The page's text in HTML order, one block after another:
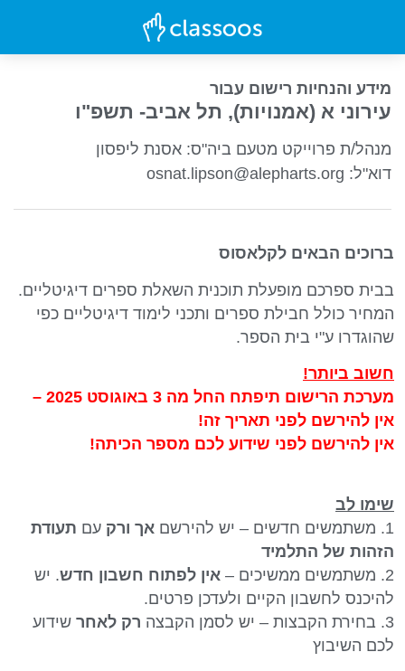
מידע והנחיות רישום עבור
עירוני א (אמנויות), תל אביב- תשפ"ו
מנהל/ת פרוייקט מטעם ביה"ס: אסנת ליפסון
osnat.lipson@alepharts.org :דוא"ל
ברוכים הבאים לקלאסוס
בבית ספרכם מופעלת תוכנית השאלת ספרים דיגיטליים.
המחיר כולל חבילת ספרים ותכני לימוד דיגיטליים כפי
שהוגדרו ע"י בית הספר.
חשוב ביותר!
מערכת הרישום תיפתח החל מה 3 באוגוסט 2025 –
אין להירשם לפני תאריך זה!
אין להירשם לפני שידוע לכם מספר הכיתה!
שימו לב
1. משתמשים חדשים – יש להירשם
אך ורק עם תעודת
הזהות של התלמיד
2. משתמשים ממשיכים –
אין לפתוח חשבון חדש. יש
להיכנס לחשבון הקיים ולעדכן פרטים.
3. בחירת הקבצות – יש לסמן הקבצה
רק לאחר שידוע
לכם השיבוץ